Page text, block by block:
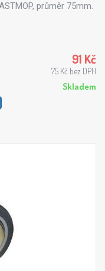
průměr 75mm.
91 Kč
75 Kč bez DPH
Skladem